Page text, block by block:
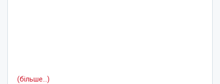
(більше…)